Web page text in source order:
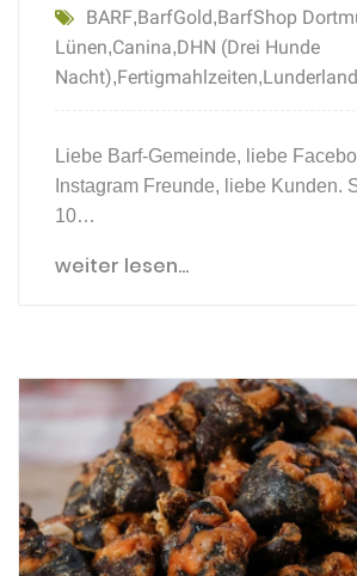
BARF,BarfGold,BarfShop
Lünen,Canina,DHN (Drei Hunde
Nacht),Fertigmahlzeiten,Lunderland
Liebe Barf-Gemeinde, liebe
Instagram Freunde, liebe Kunden.
10…
weiter lesen...